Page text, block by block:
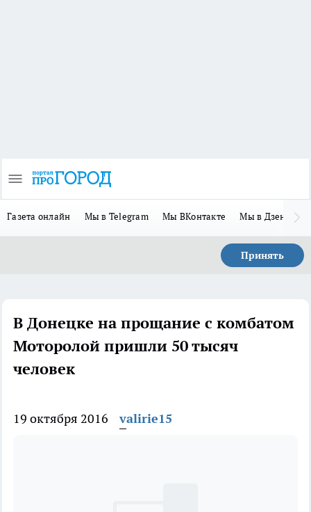
Газета онлайн Мы в Telegram Мы ВКонтакте Мы в Дзене
Принять
В Донецке на прощание с комбатом
Моторолой пришли 50 тысяч
человек
19 октября 2016 valirie15